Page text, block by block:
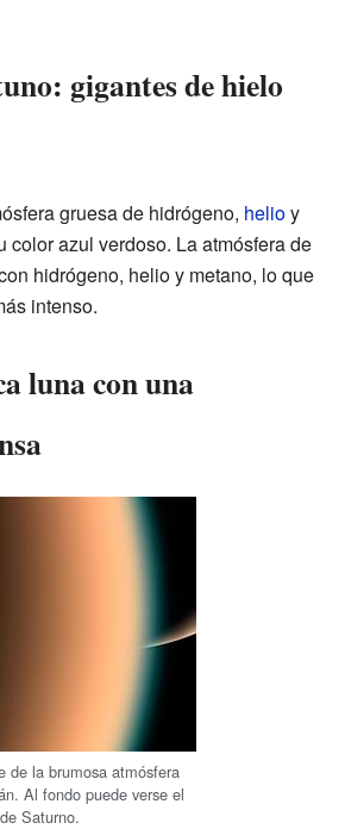
gigantes de hielo
gruesa de hidrógeno, helioy
color azul verdoso. La atmósfera de
hidrógeno, helio y metano, lo que
intenso.
luna con una
de la brumosa atmósfera
Al fondo puede verse el
Saturno.